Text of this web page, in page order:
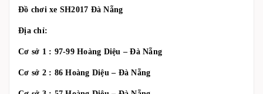
Đồ chơi xe SH2017 Đà Nẵng
Địa chỉ:
Cơ sở 1 : 97-99 Hoàng Diệu – Đà Nẵng
Cơ sở 2 : 86 Hoàng Diệu – Đà Nẵng